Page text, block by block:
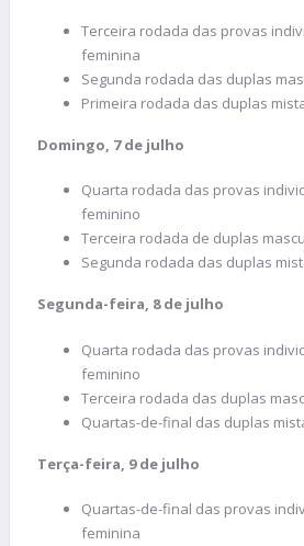
Terceira rodada das provas
feminina
Segunda rodada das duplas
Primeira rodada das duplas
Domingo, 7 de julho
Quarta rodada das provas
feminino
Terceira rodada de duplas
Segunda rodada das duplas
Segunda-feira, 8 de julho
Quarta rodada das provas
feminino
Terceira rodada das duplas
Quartas-de-final das duplas
Terça-feira, 9 de julho
Quartas-de-final das provas
feminina